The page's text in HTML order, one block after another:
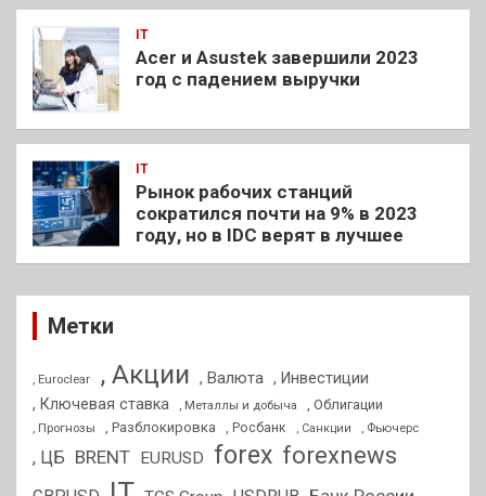
IT
Acer и Asustek завершили 2023
год с падением выручки
IT
Рынок рабочих станций
сократился почти на 9% в 2023
году, но в IDC верят в лучшее
Метки
, Euroclear , Акции , Валюта , Инвестиции
, Ключевая ставка
, Металлы и добыча , Облигации
, Прогнозы , Разблокировка , Росбанк , Санкции , Фьючерс
, ЦБ BRENT EURUSD forex forexnews